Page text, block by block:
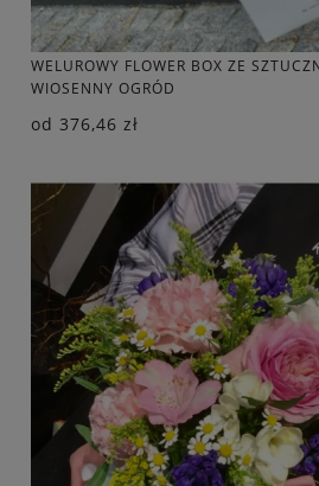
WELUROWY FLOWER BOX ZE
WIOSENNY OGRÓD
od 376,46 zł